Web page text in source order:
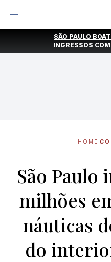
SÃO PAULO
INGRESSOS COM
HOME
São Paulo
milhões
náuticas
do